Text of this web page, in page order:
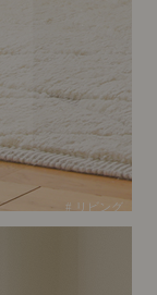
# リビング